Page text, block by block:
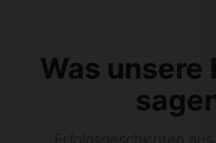
Was unsere